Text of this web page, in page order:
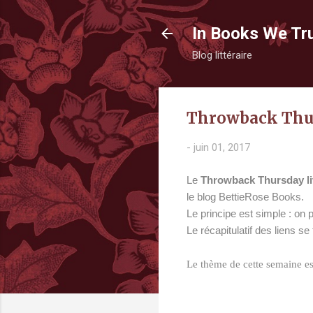
In Books We
Blog littéraire
Throwback
- juin 01, 2017
Le Throwback Thursday
le blog BettieRose Books.
Le principe est simple : on
Le récapitulatif des liens
Le thème de cette semaine